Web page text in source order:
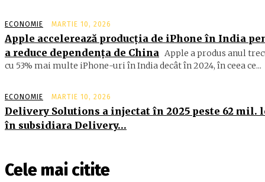
ECONOMIE MARTIE 10, 2026
Apple accelerează producția de iPhone în India
a reduce dependența de China Apple a produs anul
cu 53% mai multe iPhone-uri în India decât în 2024, în ceea ce...
ECONOMIE MARTIE 10, 2026
Delivery Solutions a injectat în 2025 peste 62 mil.
în subsidiara Delivery…
Cele mai citite